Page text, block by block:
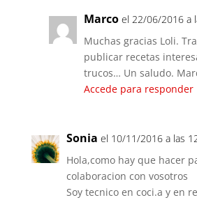
Marco el 22/06/2016 a
Muchas gracias Loli.
publicar recetas
trucos… Un saludo.
Accede para responder
Sonia el 10/11/2016 a las
Hola,como hay que hacer
colaboracion con vosotros
Soy tecnico en coci.a y en